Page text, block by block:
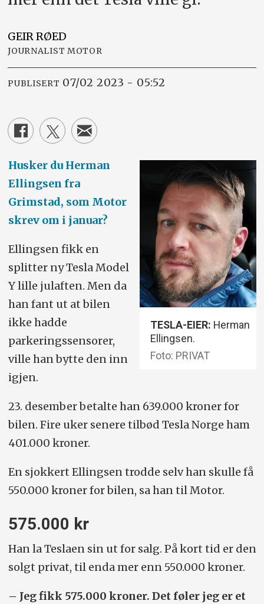
GEIRRØED
JOURNALIST MOTOR
PUBLISERT 07/02 2023 - 05:52
TESLA-EIER: Herman
Ellingsen.
Foto: PRIVAT
Husker du Herman
Ellingsen fra
Grimstad, som Motor
skrev om i januar?
Ellingsen fikk en
splitter ny Tesla Model
Y lille julaften. Men da
han fant ut at bilen
ikke hadde
parkeringssensorer,
ville han bytte den inn
igjen.
23. desember betalte han 639.000 kroner for
bilen. Fire uker senere tilbød Tesla Norge ham
401.000 kroner.
En sjokkert Ellingsen trodde selv han skulle få
550.000 kroner for bilen, sa han til Motor.
575.000 kr
Han la Teslaen sin ut for salg. På kort tid er den
solgt privat, til enda mer enn 550.000 kroner.
– Jeg fikk 575.000 kroner. Det føler jeg er et